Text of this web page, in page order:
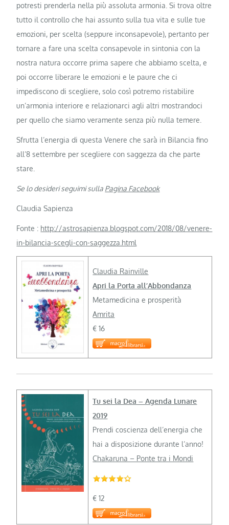
potresti prenderla nella più assoluta armonia. Si trova oltre
tutto il controllo che hai assunto sulla tua vita e sulle tue
emozioni, per scelta (seppure inconsapevole), pertanto per
tornare a fare una scelta consapevole in sintonia con la
nostra natura occorre prima sapere che abbiamo scelta, e
poi occorre liberare le emozioni e le paure che ci
impediscono di scegliere, solo così potremo ristabilire
un’armonia interiore e relazionarci agli altri mostrandoci
per quello che siamo veramente senza più nulla temere.
Sfrutta l’energia di questa Venere che sarà in Bilancia fino
all’8 settembre per scegliere con saggezza da che parte
stare.
Se lo desideri seguimi sulla Pagina Facebook
Claudia Sapienza
Fonte : http://astrosapienza.blogspot.com/2018/08/venere-
in-bilancia-scegli-con-saggezza.html
Claudia Rainville
Apri la Porta all’Abbondanza
Metamedicina e prosperità
Amrita
€ 16
Tu sei la Dea – Agenda Lunare
2019
Prendi coscienza dell’energia che
hai a disposizione durante l’anno!
Chakaruna – Ponte tra i Mondi
€ 12